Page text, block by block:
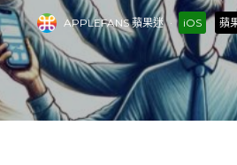
APPLEFANS 蘋果迷 · iOS 蘋